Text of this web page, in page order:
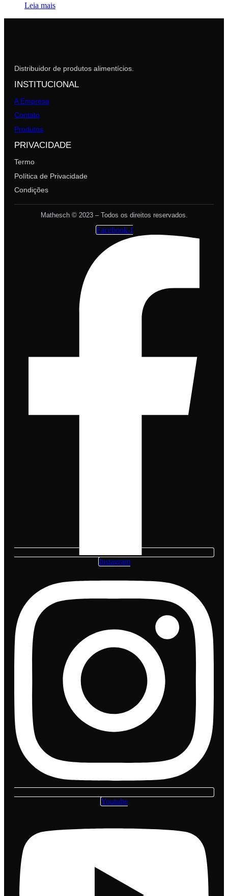
Leia mais
Distribuidor de produtos alimentícios.
INSTITUCIONAL
A Empresa
Contato
Produtos
PRIVACIDADE
Termo
Política de Privacidade
Condições
Mathesch © 2023 – Todos os direitos reservados.
Facebook-f
Instagram
Youtube